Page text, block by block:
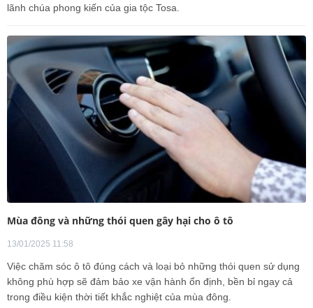
lãnh chúa phong kiến của gia tộc Tosa.
Mùa đông và những thói quen gây hại cho ô tô
13/01/2025 11:58
Việc chăm sóc ô tô đúng cách và loại bỏ những thói quen sử dụng
không phù hợp sẽ đảm bảo xe vận hành ổn định, bền bỉ ngay cả
trong điều kiện thời tiết khắc nghiệt của mùa đông.